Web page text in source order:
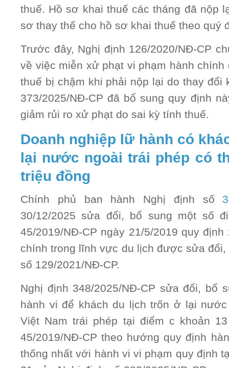
thuế. Hồ sơ khai thuế các tháng đã nộp
sơ thay thế cho hồ sơ khai thuế theo quý
Trước đây, Nghị định 126/2020/NĐ-CP
về việc miễn xử phạt vi phạm hành
thuế bị chậm khi phải nộp lại do thay đổi
373/2025/NĐ-CP đã bổ sung quy định
giảm rủi ro xử phạt do sai kỳ tính thuế.
Doanh nghiệp lữ hành có
lại nước ngoài trái phép có
triệu đồng
Chính phủ ban hành Nghị định số
30/12/2025 sửa đổi, bổ sung một số
45/2019/NĐ-CP ngày 21/5/2019 quy
chính trong lĩnh vực du lịch được sửa
số 129/2021/NĐ-CP.
Nghị định 348/2025/NĐ-CP sửa đổi, bổ
hành vi để khách du lịch trốn ở lại
Việt Nam trái phép tại điểm c khoản
45/2019/NĐ-CP theo hướng quy định
thống nhất với hành vi vi phạm quy định